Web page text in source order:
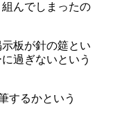
んでしまったの
板が針の筵とい
過ぎないという
するかという